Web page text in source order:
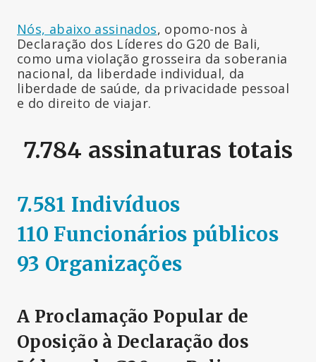
Nós, abaixo assinados, opomo-nos à
Declaração dos Líderes do G20 de Bali,
como uma violação grosseira da soberania
nacional, da liberdade individual, da
liberdade de saúde, da privacidade pessoal
e do direito de viajar.
7.784 assinaturas totais
7.581 Indivíduos
110 Funcionários públicos
93 Organizações
A Proclamação Popular de
Oposição à Declaração dos